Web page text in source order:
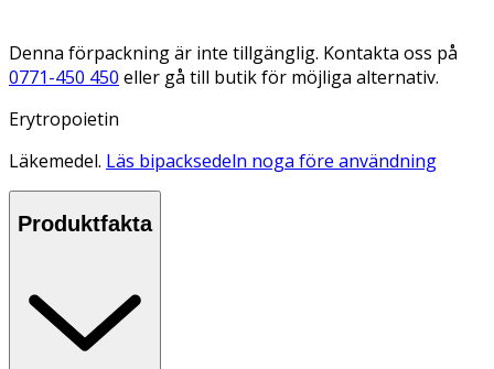
Denna förpackning är inte tillgänglig. Kontakta oss på
0771-450 450 eller gå till butik för möjliga alternativ.
Erytropoietin
Läkemedel. Läs bipacksedeln noga före användning
Produktfakta